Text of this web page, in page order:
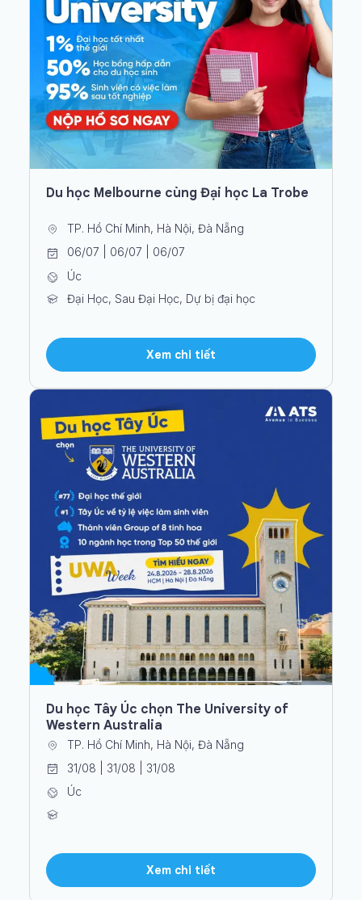
Du học Melbourne cùng Đại học La Trobe
TP. Hồ Chí Minh, Hà Nội, Đà Nẵng
06/07 | 06/07 | 06/07
Úc
Đại Học, Sau Đại Học, Dự bị đại học
Xem chi tiết
Du học Tây Úc chọn The University of
Western Australia
TP. Hồ Chí Minh, Hà Nội, Đà Nẵng
31/08 | 31/08 | 31/08
Úc
Xem chi tiết